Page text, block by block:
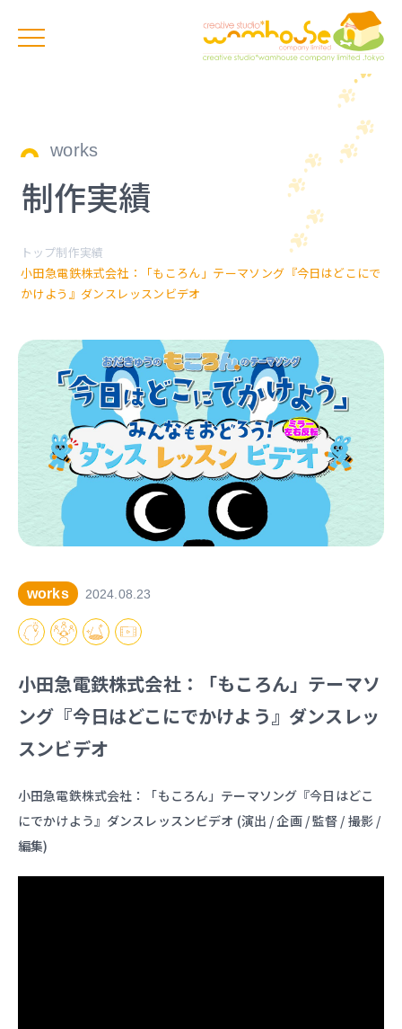
works
制作実績
トップ制作実績
小田急電鉄株式会社：「もころん」テーマソング『今日はどこにで
かけよう』ダンスレッスンビデオ
works 2024.08.23
小田急電鉄株式会社：「もころん」テーマソ
ング『今日はどこにでかけよう』ダンスレッ
スンビデオ
小田急電鉄株式会社：「もころん」テーマソング『今日はどこ
にでかけよう』ダンスレッスンビデオ (演出 / 企画 / 監督 / 撮影 /
編集)